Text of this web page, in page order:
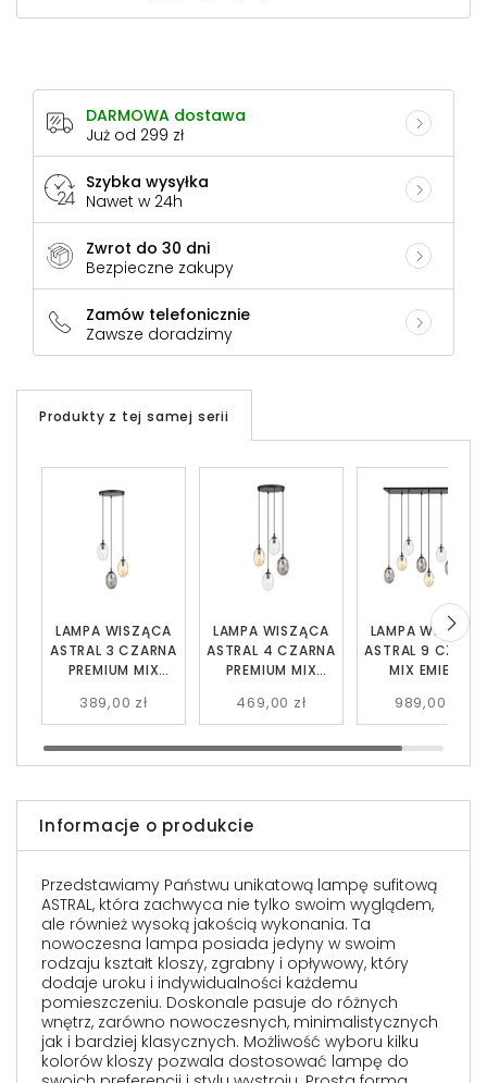
DARMOWA dostawa
Już od 299 zł
Szybka wysyłka
Nawet w 24h
Zwrot do 30 dni
Bezpieczne zakupy
Zamów telefonicznie
Zawsze doradzimy
Produkty z tej samej serii
LAMPA WISZĄCA
ASTRAL 3 CZARNA
PREMIUM MIX
389,00 zł
LAMPA WISZĄCA
ASTRAL 4 CZARNA
PREMIUM MIX
469,00 zł
LAMPA WISZĄCA
ASTRAL 9
MIX EMIBIG
989,00 zł
Informacje o produkcie
Przedstawiamy Państwu unikatową lampę sufitową
ASTRAL, która zachwyca nie tylko swoim wyglądem,
ale również wysoką jakością wykonania. Ta
nowoczesna lampa posiada jedyny w swoim
rodzaju kształt kloszy, zgrabny i opływowy, który
dodaje uroku i indywidualności każdemu
pomieszczeniu. Doskonale pasuje do różnych
wnętrz, zarówno nowoczesnych, minimalistycznych
jak i bardziej klasycznych. Możliwość wyboru kilku
kolorów kloszy pozwala dostosować lampę do